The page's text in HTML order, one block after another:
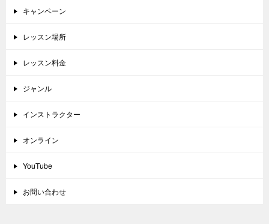
キャンペーン
レッスン場所
レッスン料金
ジャンル
インストラクター
オンライン
YouTube
お問い合わせ